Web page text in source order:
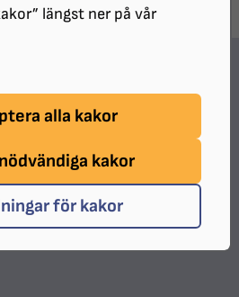
längst ner på vår
alla kakor
kakor
för kakor